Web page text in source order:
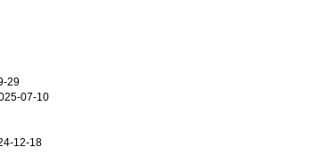
29
07-10
12-18